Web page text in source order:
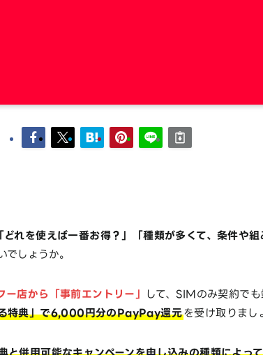
「どれを使えば一番お得？」「種類が多くて、条件や
しょうか。
ー店から「事前エントリー」
して、SIMのみ契約で
特典」で6,000円分のPayPay還元を受け取りまし
と併用可能なキャンペーンを申し込みの種類によっ